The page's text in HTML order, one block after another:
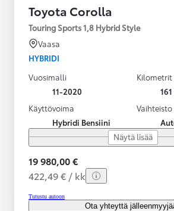
Toyota Corolla
Touring Sports 1,8 Hybrid Style
Vaasa
HYBRIDI
Vuosimalli
11-2020
Kilometrit
Käyttövoima
Hybridi Bensiini
Vaihteisto
Näytä lisää
19 980,00 €
422,49 € / kk
Tutustu autoon
Ota yhteyttä